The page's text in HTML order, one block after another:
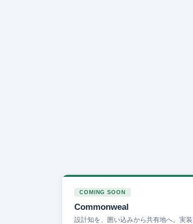
COMING SOON
Commonweal
設計知を、囲い込みから共有地へ。実